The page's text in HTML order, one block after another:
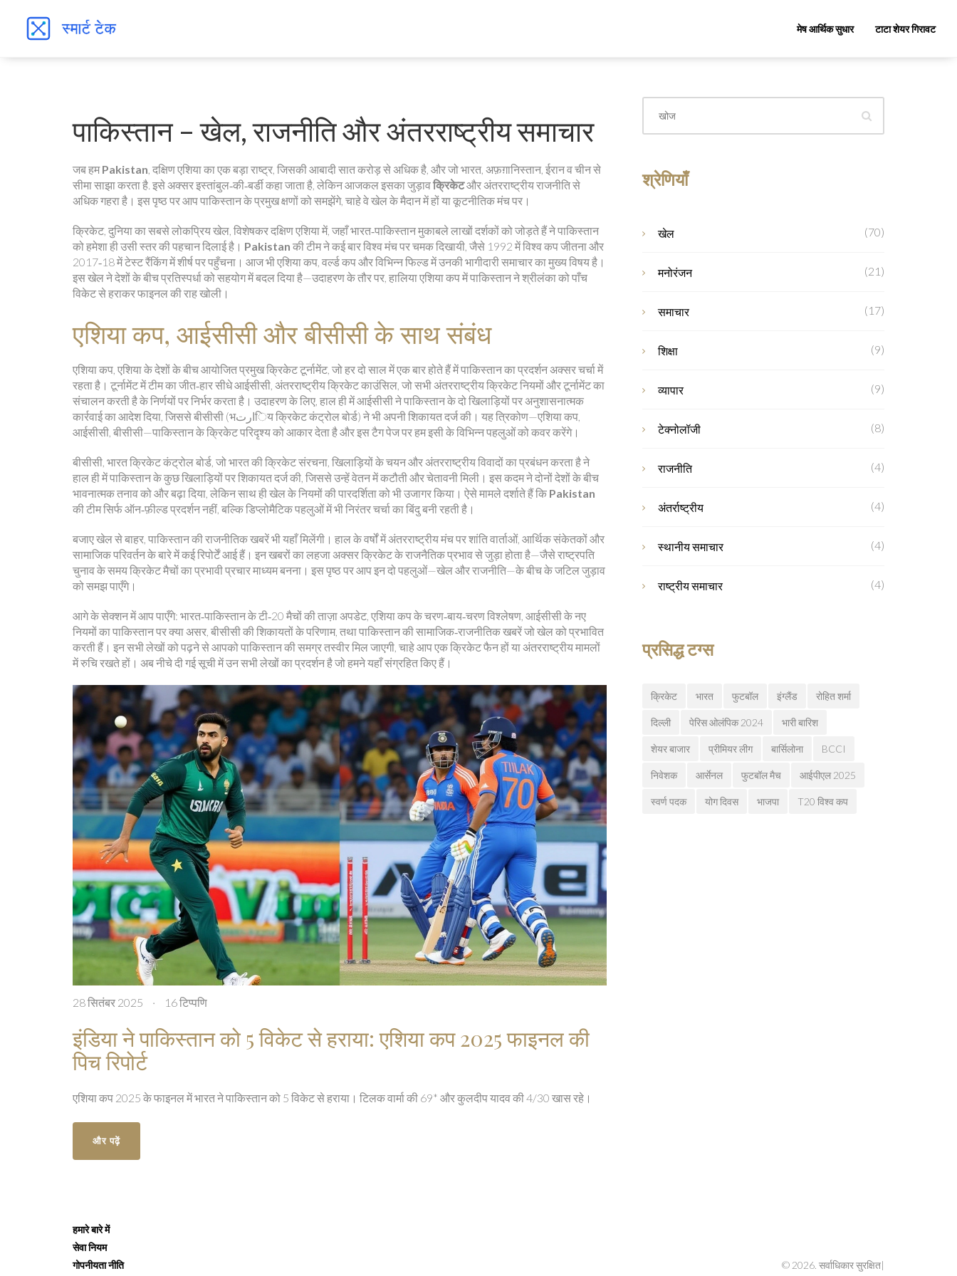
मेष आर्थिक सुधार टाटा शेयर गिरावट
पाकिस्तान – खेल, राजनीति और अंतरराष्ट्रीय समाचार
जब हमPakistan, दक्षिण एशिया का एक बड़ा राष्ट्र, जिसकी आबादी सात करोड़ से अधिक है, और जो भारत, अफ़ग़ानिस्तान, ईरान व चीन से
सीमा साझा करता है. इसे अक्सरइस्तांबुल‑की‑बर्डीकहा जाता है, लेकिन आजकल इसका जुड़ावक्रिकेटऔर अंतरराष्ट्रीय राजनीति से
अधिक गहरा है। इस पृष्ठ पर आप पाकिस्तान के प्रमुख क्षणों को समझेंगे, चाहे वे खेल के मैदान में हों या कूटनीतिक मंच पर।
क्रिकेट, दुनिया का सबसे लोकप्रिय खेल, विशेषकर दक्षिण एशिया में, जहाँ भारत‑पाकिस्तान मुकाबले लाखों दर्शकों को जोड़ते हैंने पाकिस्तान
को हमेशा ही उसी स्तर की पहचान दिलाई है। Pakistan की टीम ने कई बार विश्व मंच पर चमक दिखायी, जैसे 1992 में विश्व कप जीतना और
2017‑18 में टेस्ट रैंकिंग में शीर्ष पर पहुँचना। आज भी एशिया कप, वर्ल्ड कप और विभिन्न फिल्ड में उनकी भागीदारी समाचार का मुख्य विषय है।
इस खेल ने देशों के बीच प्रतिस्पर्धा को सहयोग में बदल दिया है—उदाहरण के तौर पर, हालिया एशिया कप में पाकिस्तान ने श्रीलंका को पाँच
विकेट से हराकर फाइनल की राह खोली।
एशिया कप, आईसीसी और बीसीसी के साथ संबंध
एशिया कप, एशिया के देशों के बीच आयोजित प्रमुख क्रिकेट टूर्नामेंट, जो हर दो साल में एक बार होते हैंमें पाकिस्तान का प्रदर्शन अक्सर चर्चा में
रहता है। टूर्नामेंट में टीम का जीत‑हार सीधेआईसीसी, अंतरराष्ट्रीय क्रिकेट काउंसिल, जो सभी अंतरराष्ट्रीय क्रिकेट नियमों और टूर्नामेंट का
संचालन करती हैके निर्णयों पर निर्भर करता है। उदाहरण के लिए, हाल ही में आईसीसी ने पाकिस्तान के दो खिलाड़ियों पर अनुशासनात्मक
कार्रवाई का आदेश दिया, जिससे बीसीसी (भارتिय क्रिकेट कंट्रोल बोर्ड) ने भी अपनी शिकायत दर्ज की। यह त्रिकोण—एशिया कप,
आईसीसी, बीसीसी—पाकिस्तान के क्रिकेट परिदृश्य को आकार देता है और इस टैग पेज पर हम इसी के विभिन्न पहलुओं को कवर करेंगे।
बीसीसी, भारत क्रिकेट कंट्रोल बोर्ड, जो भारत की क्रिकेट संरचना, खिलाड़ियों के चयन और अंतरराष्ट्रीय विवादों का प्रबंधन करता हैने
हाल ही में पाकिस्तान के कुछ खिलाड़ियों पर शिकायत दर्ज की, जिससे उन्हें वेतन में कटौती और चेतावनी मिली। इस कदम ने दोनों देशों के बीच
भावनात्मक तनाव को और बढ़ा दिया, लेकिन साथ ही खेल के नियमों की पारदर्शिता को भी उजागर किया। ऐसे मामले दर्शाते हैं कि Pakistan
की टीम सिर्फ ऑन‑फ़ील्ड प्रदर्शन नहीं, बल्कि डिप्लोमैटिक पहलुओं में भी निरंतर चर्चा का बिंदु बनी रहती है।
बजाए खेल से बाहर, पाकिस्तान की राजनीतिक खबरें भी यहाँ मिलेंगी। हाल के वर्षों में अंतरराष्ट्रीय मंच पर शांति वार्ताओं, आर्थिक संकेतकों और
सामाजिक परिवर्तन के बारे में कई रिपोर्टें आई हैं। इन खबरों का लहजा अक्सर क्रिकेट के राजनैतिक प्रभाव से जुड़ा होता है—जैसे राष्ट्रपति
चुनाव के समय क्रिकेट मैचों का प्रभावी प्रचार माध्यम बनना। इस पृष्ठ पर आप इन दो पहलुओं—खेल और राजनीति—के बीच के जटिल जुड़ाव
को समझ पाएँगे।
आगे के सेक्शन में आप पाएँगे: भारत‑पाकिस्तान के टी‑20 मैचों की ताज़ा अपडेट, एशिया कप के चरण‑बाय‑चरण विश्लेषण, आईसीसी के नए
नियमों का पाकिस्तान पर क्या असर, बीसीसी की शिकायतों के परिणाम, तथा पाकिस्तान की सामाजिक‑राजनीतिक खबरें जो खेल को प्रभावित
करती हैं। इन सभी लेखों को पढ़ने से आपको पाकिस्तान की समग्र तस्वीर मिल जाएगी, चाहे आप एक क्रिकेट फैन हों या अंतरराष्ट्रीय मामलों
में रुचि रखते हों। अब नीचे दी गई सूची में उन सभी लेखों का प्रदर्शन है जो हमने यहाँ संग्रहित किए हैं।
28 सितंबर 2025 · 16 टिप्पणि
इंडिया ने पाकिस्तान को 5 विकेट से हराया: एशिया कप 2025 फाइनल की
पिच रिपोर्ट
एशिया कप 2025 के फाइनल में भारत ने पाकिस्तान को 5 विकेट से हराया। टिलक वार्मा की 69* और कुलदीप यादव की 4/30 खास रहे।
और पढ़ें
श्रेणियाँ
खेल (70)
मनोरंजन (21)
समाचार (17)
शिक्षा (9)
व्यापार (9)
टेक्नोलॉजी (8)
राजनीति (4)
अंतर्राष्ट्रीय (4)
स्थानीय समाचार (4)
राष्ट्रीय समाचार (4)
प्रसिद्ध टग्स
क्रिकेट भारत फुटबॉल इंग्लैंड रोहित शर्मा
दिल्ली पेरिस ओलंपिक 2024 भारी बारिश
शेयर बाजार प्रीमियर लीग बार्सिलोना BCCI
निवेशक आर्सेनल फुटबॉल मैच आईपीएल 2025
स्वर्ण पदक योग दिवस भाजपा T20 विश्व कप
हमारे बारे में
सेवा नियम
गोपनीयता नीति
© 2026. सर्वाधिकार सुरक्षित|